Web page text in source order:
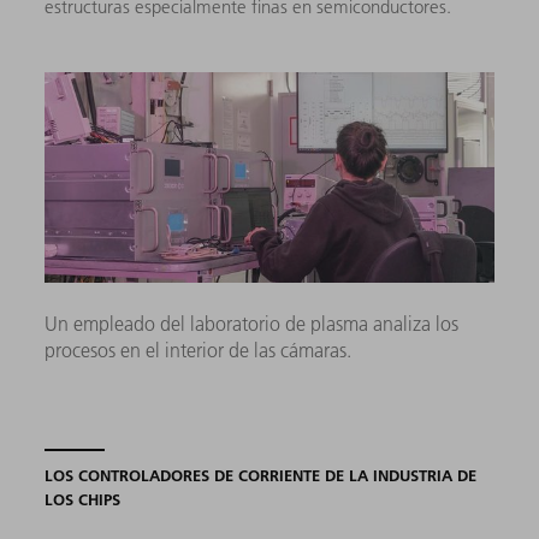
estructuras especialmente finas en semiconductores.
Un empleado del laboratorio de plasma analiza los
procesos en el interior de las cámaras.
LOS CONTROLADORES DE CORRIENTE DE LA INDUSTRIA DE
LOS CHIPS